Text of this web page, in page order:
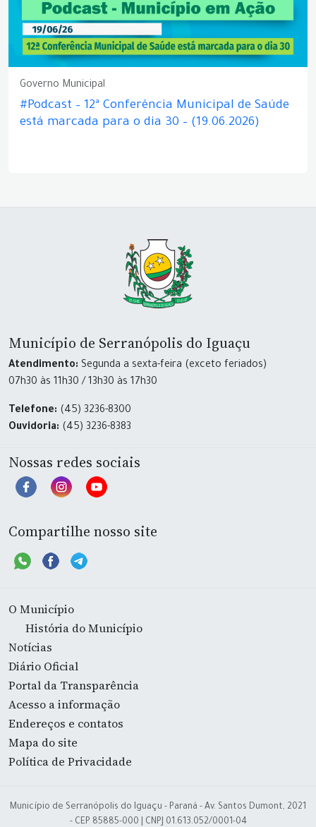
Governo Municipal
#Podcast – 12ª Conferência Municipal de Saúde
está marcada para o dia 30 – (19.06.2026)
Município de Serranópolis do Iguaçu
Atendimento: Segunda a sexta-feira (exceto feriados)
07h30 às 11h30 / 13h30 às 17h30
Telefone: (45) 3236-8300
Ouvidoria: (45) 3236-8383
Nossas redes sociais
Compartilhe nosso site
O Município
História do Município
Notícias
Diário Oficial
Portal da Transparência
Acesso a informação
Endereços e contatos
Mapa do site
Política de Privacidade
Município de Serranópolis do Iguaçu - Paraná - Av. Santos Dumont, 2021
- CEP 85885-000 | CNPJ 01.613.052/0001-04